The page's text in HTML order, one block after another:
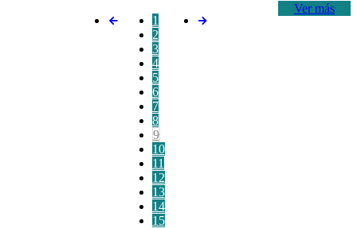
Ver más
1
2
3
4
5
6
7
8
9
10
11
12
13
14
15